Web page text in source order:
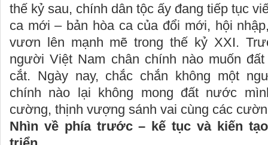
thế kỷ sau, chính dân tộc ấy đang tiếp tục
ca mới – bản hòa ca của đổi mới, hội
vươn lên mạnh mẽ trong thế kỷ XXI.
người Việt Nam chân chính nào muốn
cắt. Ngày nay, chắc chắn không một
chính nào lại không mong đất nước
cường, thịnh vượng sánh vai cùng các
Nhìn về phía trước – kế tục và kiến tạo